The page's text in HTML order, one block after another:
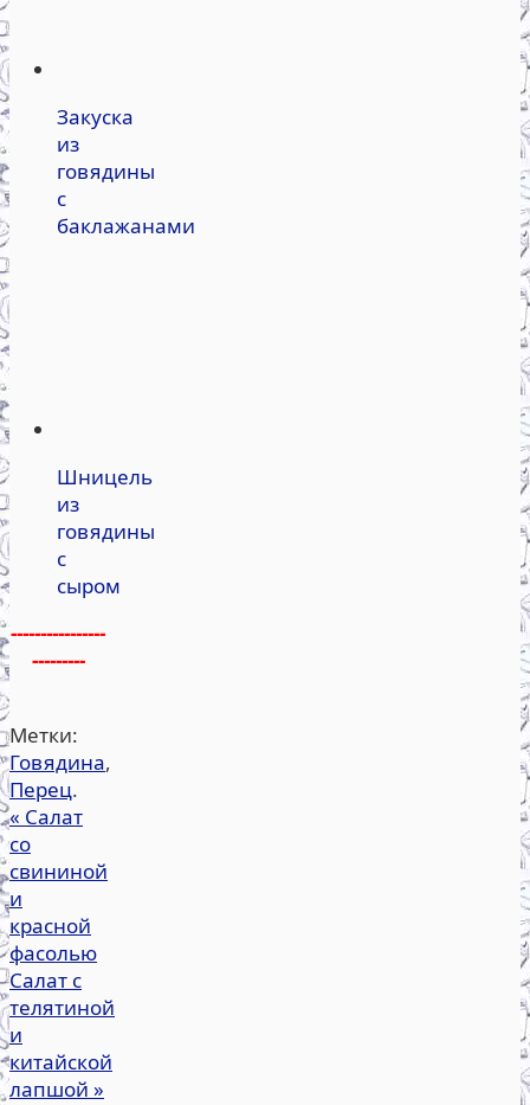
Закуска
из
говядины
с
баклажанами
Шницель
из
говядины
с
сыром
----------------
---------
Метки:
Говядина,
Перец.
« Салат
со
свининой
и
красной
фасолью
Салат с
телятиной
и
китайской
лапшой »